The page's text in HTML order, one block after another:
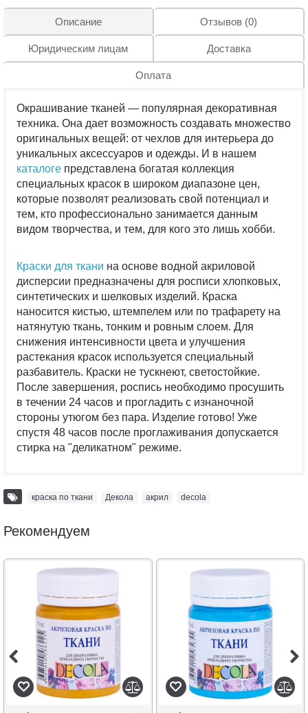
Описание Отзывов (0)
Юридическим лицам Доставка
Оплата
Окрашивание тканей — популярная декоративная
техника. Она дает возможность создавать множество
оригинальных вещей: от чехлов для интерьера до
уникальных аксессуаров и одежды. И в нашем
каталоге представлена богатая коллекция
специальных красок в широком диапазоне цен,
которые позволят реализовать свой потенциал и
тем, кто профессионально занимается данным
видом творчества, и тем, для кого это лишь хобби.
Краски для ткани на основе водной акриловой
дисперсии предназначены для росписи хлопковых,
синтетических и шелковых изделий. Краска
наносится кистью, штемпелем или по трафарету на
натянутую ткань, тонким и ровным слоем. Для
снижения интенсивности цвета и улучшения
растекания красок используется специальный
разбавитель. Краски не тускнеют, светостойкие.
После завершения, роспись необходимо просушить
в течении 24 часов и прогладить с изнаночной
стороны утюгом без пара. Изделие готово! Уже
спустя 48 часов после проглаживания допускается
стирка на "деликатном" режиме.
краска по ткани Декола акрил decola
Рекомендуем